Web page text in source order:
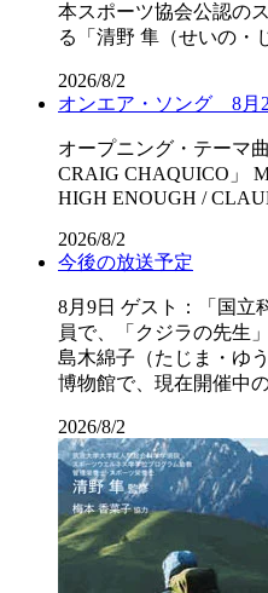
本スポーツ協会公認の
る「清野 隼（せいの
2026/8/2
オンエア・ソング 8月
オープニング・テーマ
CRAIG CHAQUICO」
HIGH ENOUGH /
2026/8/2
今後の放送予定
8月9日 ゲスト：「国立
員で、「クジラの
島木綿子（たじま・ゆ
博物館で、現在開催中
2026/8/2